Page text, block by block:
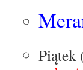
Piątek